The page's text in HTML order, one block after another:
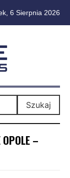
6 Sierpnia 2026
Szukaj
OPOLE –